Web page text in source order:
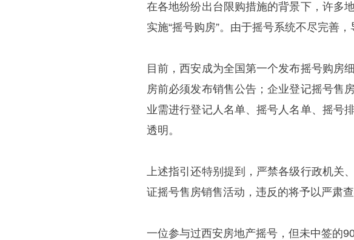
在各地纷纷出台限购措施的背景下，许多
实施“摇号购房”。由于摇号系统不尽完善
目前，西安成为全国第一个发布摇号购房
房前必须发布销售公告；企业登记摇号售
业需进行登记人名单、摇号人名单、摇号
透明。
上述指引还特别提到，严禁各级行政机关
证摇号售房销售活动，违反的将予以严肃查
一位参与过西安房地产摇号，但未中签的